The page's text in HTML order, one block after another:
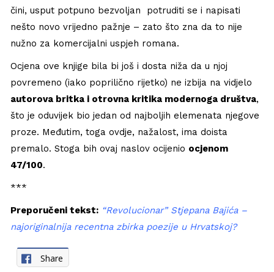
čini, usput potpuno bezvoljan potruditi se i napisati
nešto novo vrijedno pažnje – zato što zna da to nije
nužno za komercijalni uspjeh romana.
Ocjena ove knjige bila bi još i dosta niža da u njoj
povremeno (iako poprilično rijetko) ne izbija na vidjelo
autorova britka i otrovna kritika modernoga društva,
što je oduvijek bio jedan od najboljih elemenata njegove
proze. Međutim, toga ovdje, nažalost, ima doista
premalo. Stoga bih ovaj naslov ocijenio ocjenom
47/100.
***
Preporučeni tekst: “Revolucionar” Stjepana Bajića –
najoriginalnija recentna zbirka poezije u Hrvatskoj?
Share